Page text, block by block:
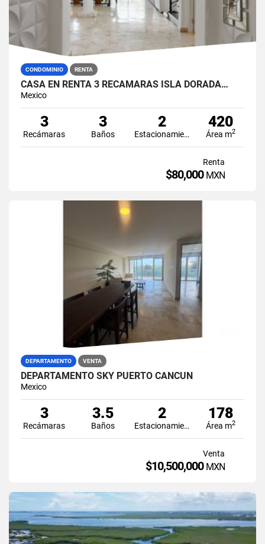
CONDOMINIO RENTA
CASA EN RENTA 3 RECÁMARAS ISLA DORADA…
Mexico
3
Recámaras
3
Baños
2
Estacionamiento
420
Área m2
Renta
$80,000 MXN
DEPARTAMENTO VENTA
DEPARTAMENTO SKY PUERTO CANCÚN
Mexico
3
Recámaras
3.5
Baños
2
Estacionamiento
178
Área m2
Venta
$10,500,000 MXN